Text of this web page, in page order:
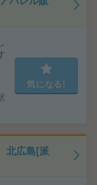
気になる!
北広島[派